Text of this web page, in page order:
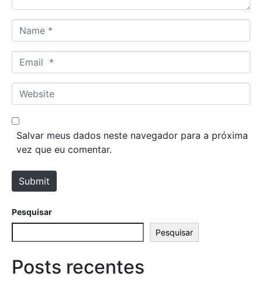
a
m
*
m
a
*
W
e
b
e
Salvar meus dados neste navegador para a próxima
vez que eu comentar.
Submit
Pesquisar
Pesquisar
Posts recentes